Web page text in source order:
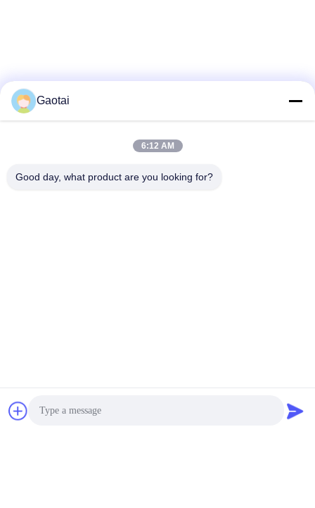
Gaotai
6:12 AM
Good day, what product are you looking for?